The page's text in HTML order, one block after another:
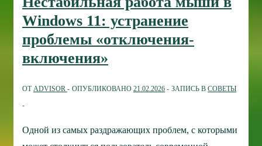
(BIOS)
из
интерфейса
Windows
10
и
Windows 11: устранение
проблемы «отключения-
включения»
ОТADVISOR ОПУБЛИКОВАНО 21.02.2026 ЗАПИСЬ В СОВЕТЫ
Одной из самых раздражающих проблем, с которыми